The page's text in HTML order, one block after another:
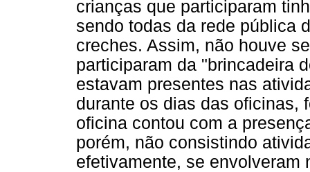
crianças que participaram
sendo todas da rede pública
creches. Assim, não houve
participaram da "brincadeira
estavam presentes nas
durante os dias das oficinas,
oficina contou com a
porém, não consistindo
efetivamente, se envolveram